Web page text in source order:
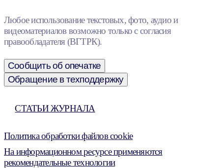
Любое использование текстовых, фото, аудио и
видеоматериалов возможно только с согласия
правообладателя (ВГТРК).
Сообщить об опечатке
Обращение в техподдержку
СТАТЬИ ЖУРНАЛА
Политика обработки файлов cookie
На информационном ресурсе применяются
рекомендательные технологии